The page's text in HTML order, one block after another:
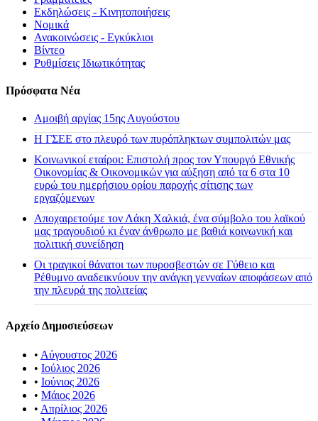
Εκδηλώσεις - Κινητοποιήσεις
Νομικά
Ανακοινώσεις - Εγκύκλιοι
Βίντεο
Ρυθμίσεις Ιδιωτικότητας
Πρόσφατα Νέα
Αμοιβή αργίας 15ης Αυγούστου
H ΓΣΕΕ στο πλευρό των πυρόπληκτων συμπολιτών μας
Κοινωνικοί εταίροι: Επιστολή προς τον Υπουργό Εθνικής
Οικονομίας & Οικονομικών για αύξηση από τα 6 στα 10
ευρώ του ημερήσιου ορίου παροχής σίτισης των
εργαζόμενων
Αποχαιρετούμε τον Λάκη Χαλκιά, ένα σύμβολο του λαϊκού
μας τραγουδιού κι έναν άνθρωπο με βαθιά κοινωνική και
πολιτική συνείδηση
Οι τραγικοί θάνατοι των πυροσβεστών σε Γύθειο και
Ρέθυμνο αναδεικνύουν την ανάγκη γενναίων αποφάσεων από
την πλευρά της πολιτείας
Αρχείο Δημοσιεύσεων
• Αύγουστος 2026
• Ιούλιος 2026
• Ιούνιος 2026
• Μάιος 2026
• Απρίλιος 2026